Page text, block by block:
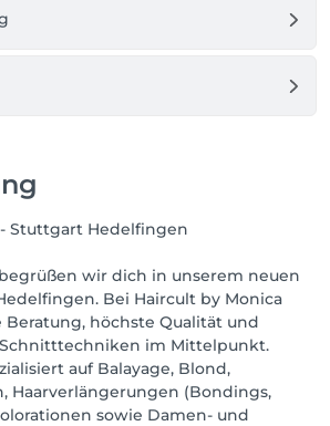
Stuttgart Hedelfingen
begrüßen wir dich in unserem neuen
Bei Haircult by Monica
höchste Qualität und
im Mittelpunkt.
auf Balayage, Blond,
Haarverlängerungen (Bondings,
sowie Damen- und